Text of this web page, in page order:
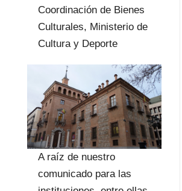
Coordinación de Bienes
Culturales, Ministerio de
Cultura y Deporte
A raíz de nuestro
comunicado para las